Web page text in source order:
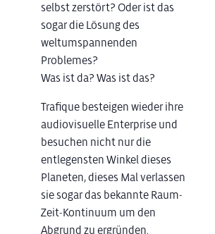
selbst zerstört? Oder ist das
sogar die Lösung des
weltumspannenden
Problemes?
Was ist da? Was ist das?
Trafique besteigen wieder ihre
audiovisuelle Enterprise und
besuchen nicht nur die
entlegensten Winkel dieses
Planeten, dieses Mal verlassen
sie sogar das bekannte Raum-
Zeit-Kontinuum um den
Abgrund zu ergründen.